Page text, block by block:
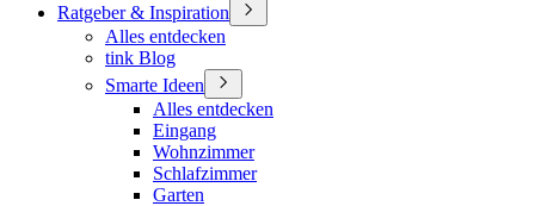
Ratgeber & Inspiration
Alles entdecken
tink Blog
Smarte Ideen
Alles entdecken
Eingang
Wohnzimmer
Schlafzimmer
Garten